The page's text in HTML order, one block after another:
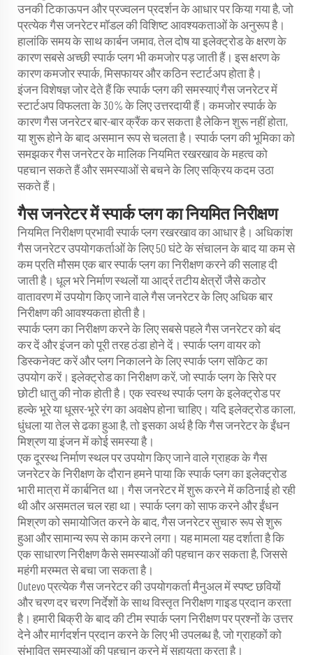
उनकी टिकाऊपन और प्रज्वलन प्रदर्शन के आधार पर किया गया है, जो
प्रत्येक गैस जनरेटर मॉडल की विशिष्ट आवश्यकताओं के अनुरूप है।
हालांकि समय के साथ कार्बन जमाव, तेल दोष या इलेक्ट्रोड के क्षरण के
कारण सबसे अच्छी स्पार्क प्लग भी कमजोर पड़ जाती हैं। इस क्षरण के
कारण कमजोर स्पार्क, मिसफायर और कठिन स्टार्टअप होता है।
इंजन विशेषज्ञ जोर देते हैं कि स्पार्क प्लग की समस्याएं गैस जनरेटर में
स्टार्टअप विफलता के 30% के लिए उत्तरदायी हैं। कमजोर स्पार्क के
कारण गैस जनरेटर बार-बार क्रैंक कर सकता है लेकिन शुरू नहीं होता,
या शुरू होने के बाद असमान रूप से चलता है। स्पार्क प्लग की भूमिका को
समझकर गैस जनरेटर के मालिक नियमित रखरखाव के महत्व को
पहचान सकते हैं और समस्याओं से बचने के लिए सक्रिय कदम उठा
सकते हैं।
गैस जनरेटर में स्पार्क प्लग का नियमित निरीक्षण
नियमित निरीक्षण प्रभावी स्पार्क प्लग रखरखाव का आधार है। अधिकांश
गैस जनरेटर उपयोगकर्ताओं के लिए 50 घंटे के संचालन के बाद या कम से
कम प्रति मौसम एक बार स्पार्क प्लग का निरीक्षण करने की सलाह दी
जाती है। धूल भरे निर्माण स्थलों या आर्द्र तटीय क्षेत्रों जैसे कठोर
वातावरण में उपयोग किए जाने वाले गैस जनरेटर के लिए अधिक बार
निरीक्षण की आवश्यकता होती है।
स्पार्क प्लग का निरीक्षण करने के लिए सबसे पहले गैस जनरेटर को बंद
कर दें और इंजन को पूरी तरह ठंडा होने दें। स्पार्क प्लग वायर को
डिस्कनेक्ट करें और प्लग निकालने के लिए स्पार्क प्लग सॉकेट का
उपयोग करें। इलेक्ट्रोड का निरीक्षण करें, जो स्पार्क प्लग के सिरे पर
छोटी धातु की नोक होती है। एक स्वस्थ स्पार्क प्लग के इलेक्ट्रोड पर
हल्के भूरे या धूसर-भूरे रंग का अवक्षेप होना चाहिए। यदि इलेक्ट्रोड काला,
धुंधला या तेल से ढका हुआ है, तो इसका अर्थ है कि गैस जनरेटर के ईंधन
मिश्रण या इंजन में कोई समस्या है।
एक दूरस्थ निर्माण स्थल पर उपयोग किए जाने वाले ग्राहक के गैस
जनरेटर के निरीक्षण के दौरान हमने पाया कि स्पार्क प्लग का इलेक्ट्रोड
भारी मात्रा में कार्बनित था। गैस जनरेटर में शुरू करने में कठिनाई हो रही
थी और असमतल चल रहा था। स्पार्क प्लग को साफ करने और ईंधन
मिश्रण को समायोजित करने के बाद, गैस जनरेटर सुचारु रूप से शुरू
हुआ और सामान्य रूप से काम करने लगा। यह मामला यह दर्शाता है कि
एक साधारण निरीक्षण कैसे समस्याओं की पहचान कर सकता है, जिससे
महंगी मरम्मत से बचा जा सकता है।
Outevo प्रत्येक गैस जनरेटर की उपयोगकर्ता मैनुअल में स्पष्ट छवियों
और चरण दर चरण निर्देशों के साथ विस्तृत निरीक्षण गाइड प्रदान करता
है। हमारी बिक्री के बाद की टीम स्पार्क प्लग निरीक्षण पर प्रश्नों के उत्तर
देने और मार्गदर्शन प्रदान करने के लिए भी उपलब्ध है, जो ग्राहकों को
संभावित समस्याओं की पहचान करने में सहायता करता है।